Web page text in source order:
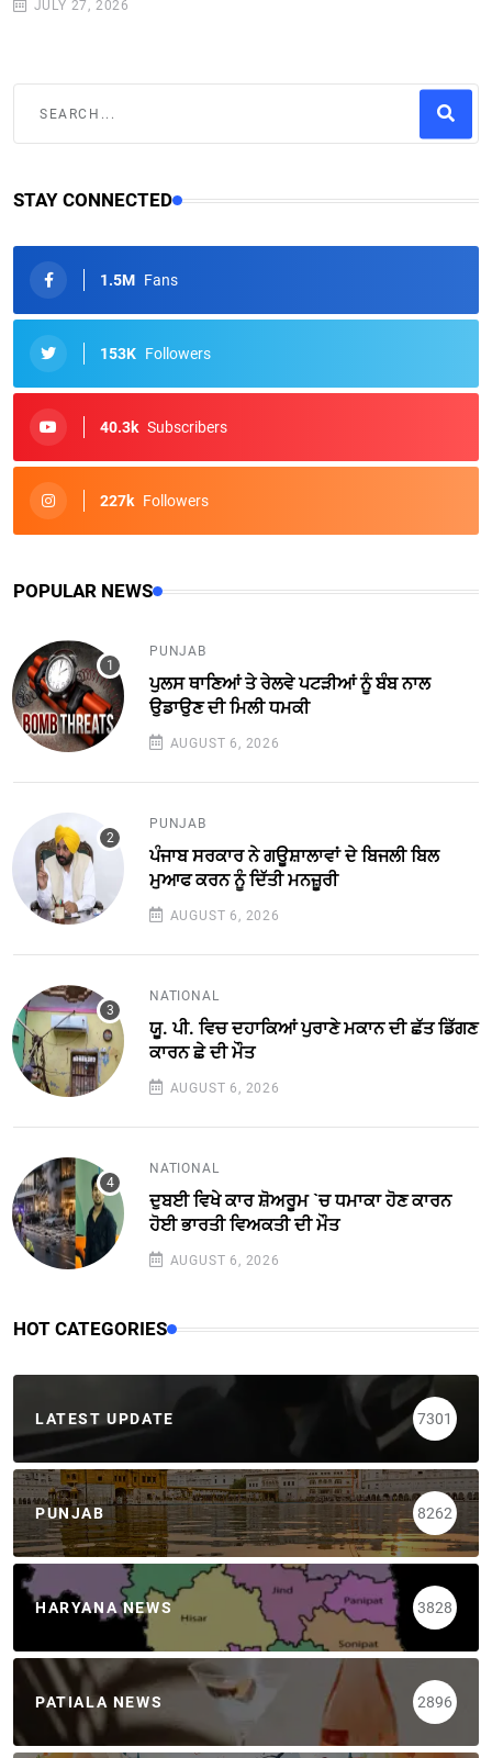
JULY 27, 2026
STAY CONNECTED
1.5M Fans
153K Followers
40.3k Subscribers
227k Followers
POPULAR NEWS
PUNJAB
ਪੁਲਸ ਥਾਣਿਆਂ ਤੇ ਰੇਲਵੇ ਪਟੜੀਆਂ ਨੂੰ ਬੰਬ ਨਾਲ
ਉਡਾਉਣ ਦੀ ਮਿਲੀ ਧਮਕੀ
AUGUST 6, 2026
PUNJAB
ਪੰਜਾਬ ਸਰਕਾਰ ਨੇ ਗਊਸ਼ਾਲਾਵਾਂ ਦੇ ਬਿਜਲੀ ਬਿਲ
ਮੁਆਫ ਕਰਨ ਨੂੰ ਦਿੱਤੀ ਮਨਜ਼ੂਰੀ
AUGUST 6, 2026
NATIONAL
ਯੂ. ਪੀ. ਵਿਚ ਦਹਾਕਿਆਂ ਪੁਰਾਣੇ ਮਕਾਨ ਦੀ ਛੱਤ ਡਿੱਗਣ
ਕਾਰਨ ਛੇ ਦੀ ਮੌਤ
AUGUST 6, 2026
NATIONAL
ਦੁਬਈ ਵਿਖੇ ਕਾਰ ਸ਼ੋਅਰੂਮ `ਚ ਧਮਾਕਾ ਹੋਣ ਕਾਰਨ
ਹੋਈ ਭਾਰਤੀ ਵਿਅਕਤੀ ਦੀ ਮੌਤ
AUGUST 6, 2026
HOT CATEGORIES
LATEST UPDATE 7301
PUNJAB 8262
HARYANA NEWS 3828
PATIALA NEWS 2896